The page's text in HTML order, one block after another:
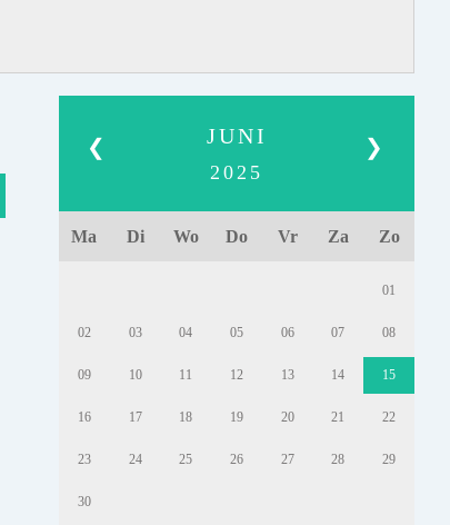
❮ ❯
JUNI
2025
Ma Di Wo Do Vr Za Zo
01
02 03 04 05 06 07 08
09 10 11 12 13 14 15
16 17 18 19 20 21 22
23 24 25 26 27 28 29
30